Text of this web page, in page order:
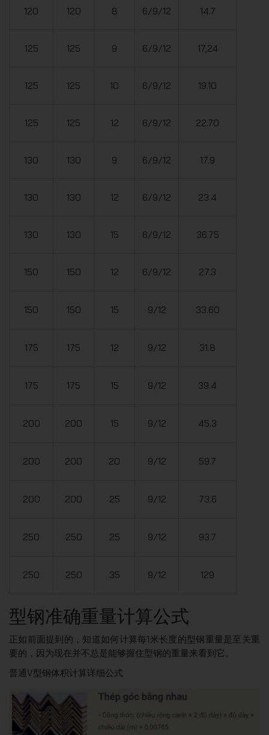
120 120 8 6/9/12 14.7
125 125 9 6/9/12 17,24
125 125 10 6/9/12 19.10
125 125 12 6/9/12 22.70
130 130 9 6/9/12 17.9
130 130 12 6/9/12 23.4
130 130 15 6/9/12 36.75
150 150 12 6/9/12 27.3
150 150 15 9/12 33.60
175 175 12 9/12 31.8
175 175 15 9/12 39.4
200 200 15 9/12 45.3
200 200 20 9/12 59.7
200 200 25 9/12 73.6
250 250 25 9/12 93.7
250 250 35 9/12 129
型钢准确重量计算公式
正如前面提到的，知道如何计算每1米长度的型钢重量是至关重
要的，因为现在并不总是能够握住型钢的重量来看到它。
普通V型钢体积计算详细公式